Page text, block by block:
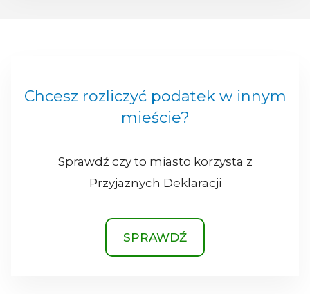
Chcesz rozliczyć podatek w innym
mieście?
Sprawdź czy to miasto korzysta z
Przyjaznych Deklaracji
SPRAWDŹ